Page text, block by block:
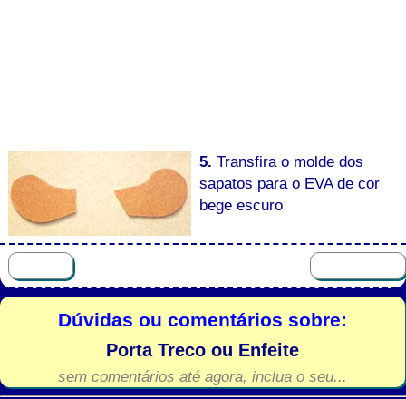
5. Transfira o molde dos
sapatos para o EVA de cor
bege escuro
Dúvidas ou comentários sobre:
Porta Treco ou Enfeite
sem comentários até agora, inclua o seu...